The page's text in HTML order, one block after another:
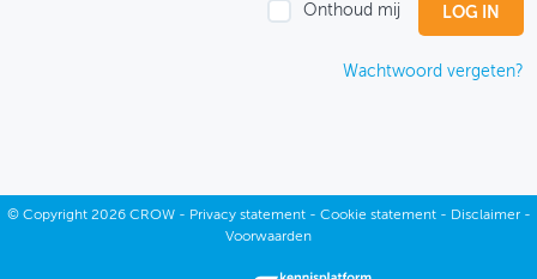
Onthoud mij
Wachtwoord vergeten?
© Copyright2026 CROW - Privacy statement- Cookie statement- Disclaimer-
Voorwaarden